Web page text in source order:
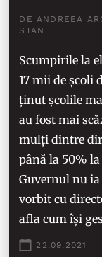
DE ANDREEA
STAN
Scumpirile la
17 mii de școli
ținut școlile
au fost mai
mulți dintre
până la 50%
Guvernul nu
vorbit cu
afla cum își
22.09.2021